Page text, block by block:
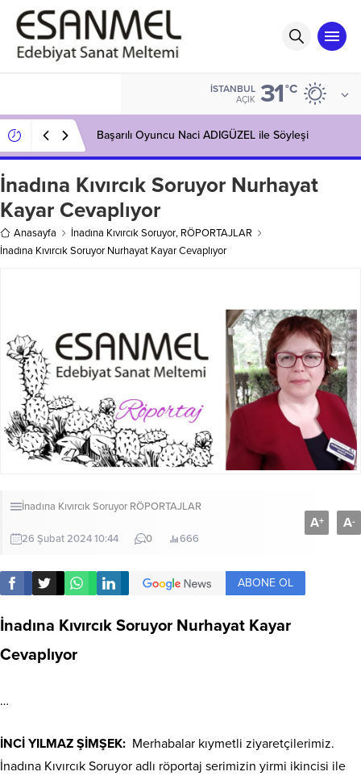
İSTANBUL
AÇIK 31°C
Gülenay Güneş’in Kitaplığı: Korku
İnadına Kıvırcık Soruyor Nurhayat
Kayar Cevaplıyor
Anasayfa İnadına Kıvırcık Soruyor, RÖPORTAJLAR
İnadına Kıvırcık Soruyor Nurhayat Kayar Cevaplıyor
İnadına Kıvırcık Soruyor RÖPORTAJLAR
26 Şubat 2024 10:44 0 666
A+ A-
ABONE OL
İnadına Kıvırcık Soruyor Nurhayat Kayar
Cevaplıyor
…
İNCİ YILMAZ ŞİMŞEK: Merhabalar kıymetli ziyaretçilerimiz.
İnadına Kıvırcık Soruyor adlı röportaj serimizin yirmi ikincisi ile